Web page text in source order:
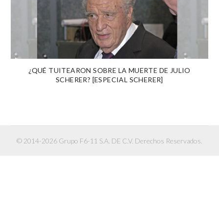
¿QUÉ TUITEARON SOBRE LA MUERTE DE JULIO
SCHERER? [ESPECIAL SCHERER]
© 2014-2026 Grupo F6-11 S.A. DE C.V. Derechos Reservados.